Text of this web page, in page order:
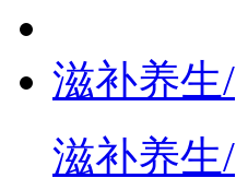
滋补养生/
滋补养生/